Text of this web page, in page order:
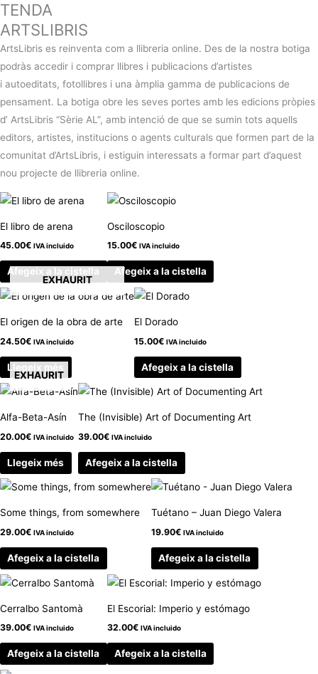
TENDA
ARTSLIBRIS
ArtsLibris es reinventa com a llibreria online. Des de la nostra botiga
podràs accedir i comprar llibres i publicacions d’artistes
i autoeditats, fotollibres i una àmplia gamma de publicacions de
pensament. La botiga obre les seves portes amb les edicions pròpies
d’ ArtsLibris “Sèrie AL”, amb intenció de que se sumin tots aquells
editors, artistes, institucions o agents culturals que formen part de la
comunitat d’ArtsLibris, i estiguin interessats a formar part d’aquest
nou projecte de llibreria online.
El libro de arena
45.00€ IVA incluido
Afegeix a la cistella
Osciloscopio
15.00€ IVA incluido
Afegeix a la cistella
EXHAURIT
El origen de la obra de arte
24.50€ IVA incluido
Llegeix més
El Dorado
15.00€ IVA incluido
Afegeix a la cistella
EXHAURIT
Alfa-Beta-Asín
20.00€ IVA incluido
Llegeix més
The (Invisible) Art of Documenting Art
39.00€ IVA incluido
Afegeix a la cistella
Some things, from somewhere
29.00€ IVA incluido
Afegeix a la cistella
Tuétano – Juan Diego Valera
19.90€ IVA incluido
Afegeix a la cistella
Cerralbo Santomà
39.00€ IVA incluido
Afegeix a la cistella
El Escorial: Imperio y estómago
32.00€ IVA incluido
Afegeix a la cistella